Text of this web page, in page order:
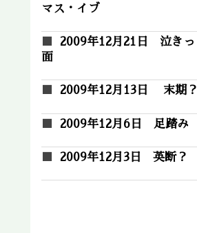
マス・イブ
2009年12月21日 泣きっ
面
2009年12月13日 末期？
2009年12月6日 足踏み
2009年12月3日 英断？